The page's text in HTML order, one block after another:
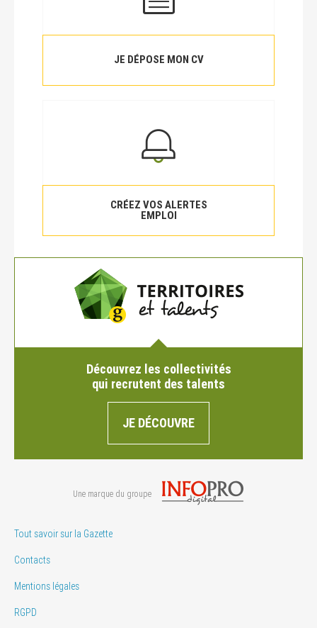
JE DÉPOSE MON CV
CRÉEZ VOS ALERTES
EMPLOI
Découvrez les collectivités
qui recrutent des talents
JE DÉCOUVRE
Une marque du groupe
Tout savoir sur la Gazette
Contacts
Mentions légales
RGPD